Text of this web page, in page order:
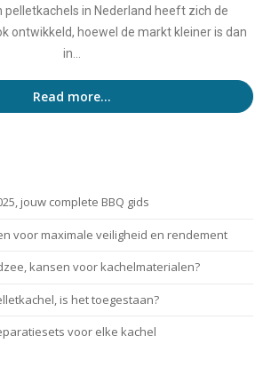
pelletkachels in Nederland heeft zich de
ontwikkeld, hoewel de markt kleiner is dan
in...
Read more...
jouw complete BBQ gids
voor maximale veiligheid en rendement
kansen voor kachelmaterialen?
is het toegestaan?
voor elke kachel